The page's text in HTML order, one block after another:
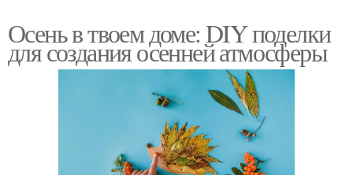
Осень в твоем доме: DIY поделки
для создания осенней атмосферы